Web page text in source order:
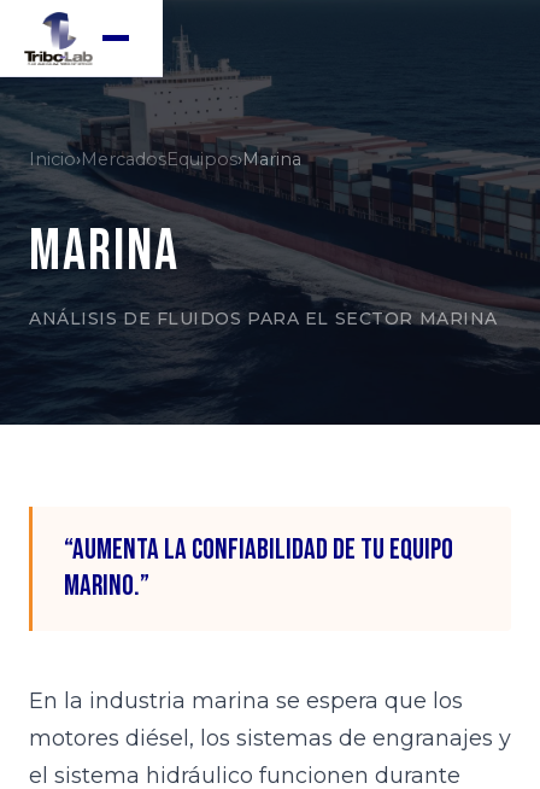
Inicio›MercadosEquipos›Marina
Marina
ANÁLISIS DE FLUIDOS PARA EL SECTOR MARINA
“Aumenta la confiabilidad de tu equipo
marino.”
En la industria marina se espera que los
motores diésel, los sistemas de engranajes y
el sistema hidráulico funcionen durante